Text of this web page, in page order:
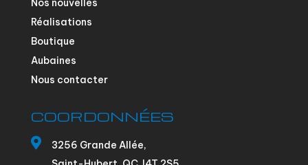
Nos nouvelles
Réalisations
Boutique
Aubaines
Nous contacter
COORDONNÉES

3256 Grande Allée,